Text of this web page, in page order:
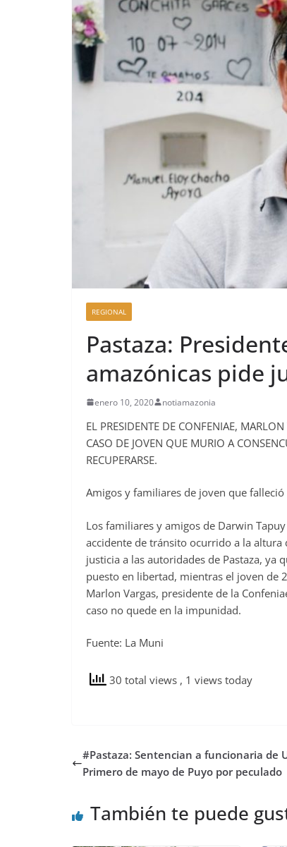
REGIONAL
Pastaza:
amazónicas pide
enero 10, 2020 notiamazonia
EL PRESIDENTE DE CONFENIAE,
CASO DE JOVEN QUE MURIO A
RECUPERARSE.
Amigos y familiares de joven que
Los familiares y amigos de Darwin
accidente de tránsito ocurrido a la altura
justicia a las autoridades de Pastaza,
puesto en libertad, mientras el joven de
Marlon Vargas, presidente de la
caso no quede en la impunidad.
Fuente: La Muni
30 total views , 1 views today
#Pastaza: Sentencian a funcionaria de
Primero de mayo de Puyo por peculado
También te puede